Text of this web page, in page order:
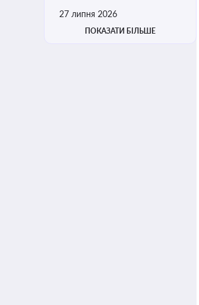
27 липня 2026
ПОКАЗАТИ БІЛЬШЕ